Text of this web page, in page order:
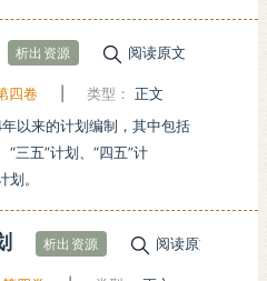
析出资源 阅读原文
四卷 类型： 正文
以来的计划编制，其中包括
“三五”计划、“四五”计
划。
析出资源 阅读原文